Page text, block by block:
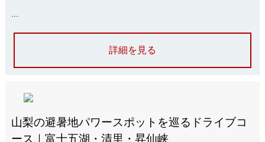
...
詳細を見る
山梨の避暑地パワースポットを巡るドライブコ
ース｜富士五湖・清里・昇仙峡